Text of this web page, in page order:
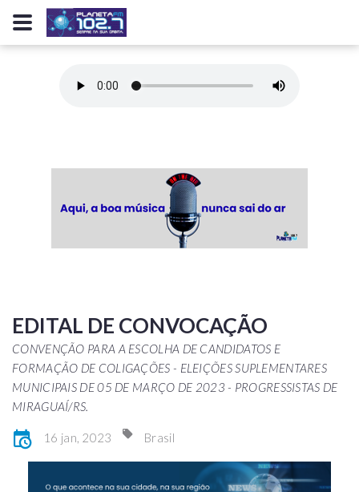
EDITAL DE CONVOCAÇÃO
CONVENÇÃO PARA A ESCOLHA DE CANDIDATOS E
FORMAÇÃO DE COLIGAÇÕES - ELEIÇÕES SUPLEMENTARES
MUNICIPAIS DE 05 DE MARÇO DE 2023 - PROGRESSISTAS DE
MIRAGUAÍ/RS.
16 jan, 2023 Brasil